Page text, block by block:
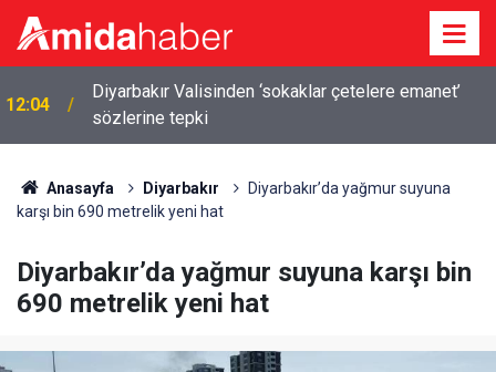
12:04
Diyarbakır Valisinden ‘sokaklar çetelere emanet’
sözlerine tepki
Anasayfa Diyarbakır
Diyarbakır’da yağmur suyuna
karşı bin 690 metrelik yeni hat
Diyarbakır’da yağmur suyuna karşı bin
690 metrelik yeni hat